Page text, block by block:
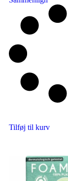
Tilføj til kurv